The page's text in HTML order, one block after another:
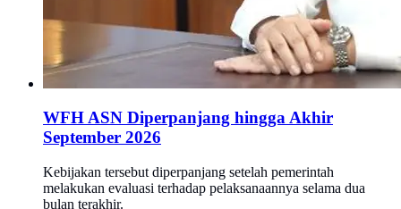
WFH ASN Diperpanjang hingga Akhir
September 2026
Kebijakan tersebut diperpanjang setelah pemerintah
melakukan evaluasi terhadap pelaksanaannya selama dua
bulan terakhir.